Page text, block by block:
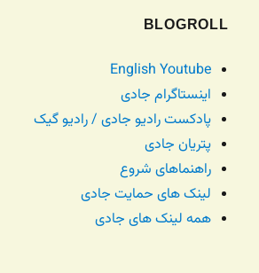
BLOGROLL
English Youtube
اینستاگرام جادی
پادکست رادیو جادی / رادیو گیک
پتریان جادی
راهنماهای شروع
لینک های حمایت جادی
همه لینک های جادی